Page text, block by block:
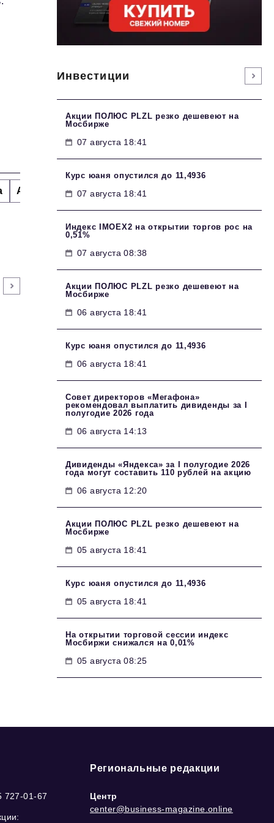
Альтернатива Стиль жизни
Инвестиции
Акции ПОЛЮС PLZL резко дешевеют на
Мосбирже
07 августа 18:41
Курс юаня опустился до 11,4936
07 августа 18:41
Индекс IMOEX2 на открытии торгов рос на
0,51%
07 августа 08:38
Акции ПОЛЮС PLZL резко дешевеют на
Мосбирже
06 августа 18:41
Курс юаня опустился до 11,4936
06 августа 18:41
Совет директоров «Мегафона»
рекомендовал выплатить дивиденды за I
полугодие 2026 года
06 августа 14:13
Дивиденды «Яндекса» за I полугодие 2026
года могут составить 110 рублей на акцию
06 августа 12:20
Акции ПОЛЮС PLZL резко дешевеют на
Мосбирже
05 августа 18:41
Курс юаня опустился до 11,4936
05 августа 18:41
На открытии торговой сессии индекс
Мосбиржи снижался на 0,01%
05 августа 08:25
727-01-67
Региональные редакции
Центр
center@business-magazine.online